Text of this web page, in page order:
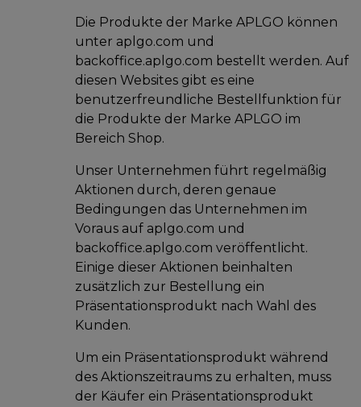
Die Produkte der Marke APLGO können
unter aplgo.com und
backoffice.aplgo.com bestellt werden. Auf
diesen Websites gibt es eine
benutzerfreundliche Bestellfunktion für
die Produkte der Marke APLGO im
Bereich Shop.
Unser Unternehmen führt regelmäßig
Aktionen durch, deren genaue
Bedingungen das Unternehmen im
Voraus auf aplgo.com und
backoffice.aplgo.com veröffentlicht.
Einige dieser Aktionen beinhalten
zusätzlich zur Bestellung ein
Präsentationsprodukt nach Wahl des
Kunden.
Um ein Präsentationsprodukt während
des Aktionszeitraums zu erhalten, muss
der Käufer ein Präsentationsprodukt